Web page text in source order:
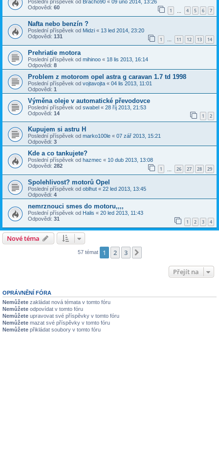
Poslední příspěvek od Bracho90 « 09 úno 2014, 13:26
Odpovědi: 60 1 4 5 6 7
Nafta nebo benzín ?
Poslední příspěvek od Midzi « 13 led 2014, 23:20
Odpovědi: 131 1 … 11 12 13 14
Prehriatie motora
Poslední příspěvek od mihinoo « 18 lis 2013, 16:14
Odpovědi: 8
Problem z motorom opel astra g caravan 1.7 td 1998
Poslední příspěvek od vojtavojta « 04 lis 2013, 11:01
Odpovědi: 1
Výměna oleje v automatické převodovce
Poslední příspěvek od swabel « 28 říj 2013, 21:53
Odpovědi: 14 1 2
Kupujem si astru H
Poslední příspěvek od marko100le « 07 zář 2013, 15:21
Odpovědi: 3
Kde a co tankujete?
Poslední příspěvek od hazmec « 10 dub 2013, 13:08
Odpovědi: 282 1 26 27 28 29
Spolehlivost? motorů Opel
Poslední příspěvek od oblhut « 22 led 2013, 13:45
Odpovědi: 4
nemrznouci smes do motoru,,,,
Poslední příspěvek od Halis « 20 led 2013, 11:43
Odpovědi: 31 1 2 3 4
Nové téma
57 témat 1 2 3
Přejít na
OPRÁVNĚNÍ FÓRA
Nemůžete zakládat nová témata v tomto fóru
Nemůžete odpovídat v tomto fóru
Nemůžete upravovat své příspěvky v tomto fóru
Nemůžete mazat své příspěvky v tomto fóru
Nemůžete přikládat soubory v tomto fóru